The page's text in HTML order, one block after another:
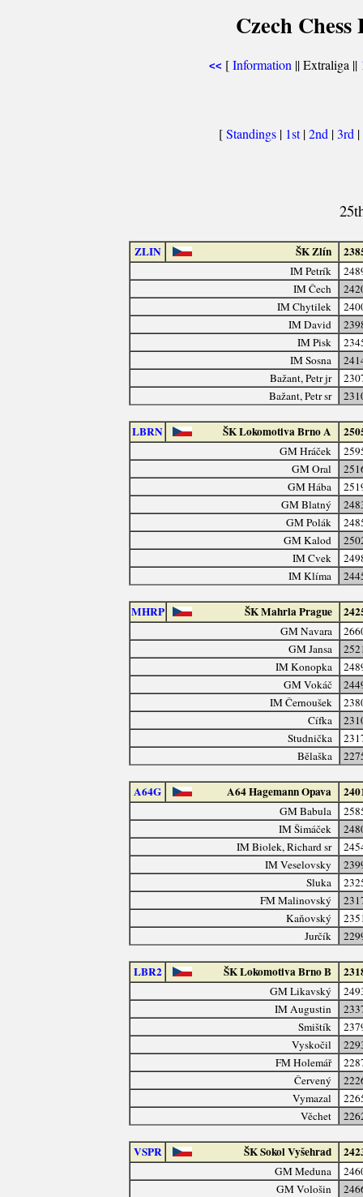
Czech
<< [Information || Extraliga ||
[Standings | 1st|2nd |3rd |
ZLIN ŠK Zlín
IM Petrík
IM Čech
IM Chytilek
IM David
IM Pisk
IM Sosna
Bažant, Petr jr
Bažant, Petr sr
LBRN ŠK Lokomotiva Brno A
GM Hráček
GM Oral
GM Hába
GM Blatný
GM Polák
GM Kalod
IM Cvek
IM Klíma
MHRP ŠK Mahrla Prague
GM Navara
GM Jansa
IM Konopka
GM Vokáč
IM Černoušek
Cífka
Studnička
Bělaška
A64G A64 Hagemann Opava
GM Babula
IM Šimáček
IM Biolek, Richard sr
IM Veselovsky
Sluka
FM Malinovský
Kaňovský
Jurčík
LBR2 ŠK Lokomotiva Brno B
GM Likavský
IM Augustin
Smištík
Vyskočil
FM Holemář
Červený
Vymazal
Věchet
VSPR ŠK Sokol Vyšehrad
GM Meduna
GM Vološin